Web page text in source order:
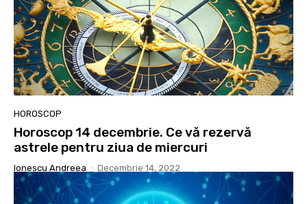
HOROSCOP
Horoscop 14 decembrie. Ce vă rezervă
astrele pentru ziua de miercuri
Ionescu Andreea - Decembrie 14, 2022